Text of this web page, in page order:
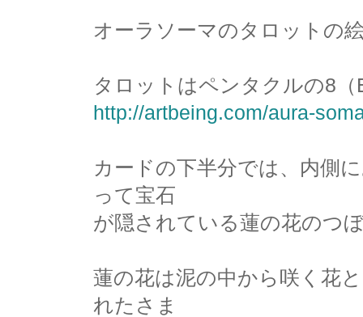
オーラソーマのタロットの
タロットはペンタクルの8
http://artbeing.com/aura-
カードの下半分では、内側
って宝石
が隠されている蓮の花のつ
蓮の花は泥の中から咲く花
れたさま